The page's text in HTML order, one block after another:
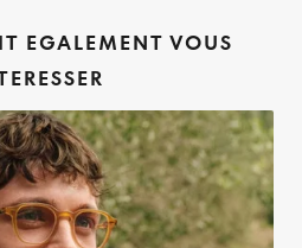
EGALEMENT VOUS